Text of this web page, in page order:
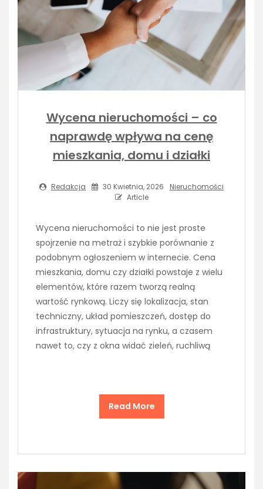
Wycena nieruchomości – co
naprawdę wpływa na cenę
mieszkania, domu i działki
Redakcja 30 Kwietnia, 2026
Nieruchomości
Article
Wycena nieruchomości to nie jest proste
spojrzenie na metraż i szybkie porównanie z
podobnym ogłoszeniem w internecie. Cena
mieszkania, domu czy działki powstaje z wielu
elementów, które razem tworzą realną
wartość rynkową. Liczy się lokalizacja, stan
techniczny, układ pomieszczeń, dostęp do
infrastruktury, sytuacja na rynku, a czasem
nawet to, czy z okna widać zieleń, ruchliwą
Read More